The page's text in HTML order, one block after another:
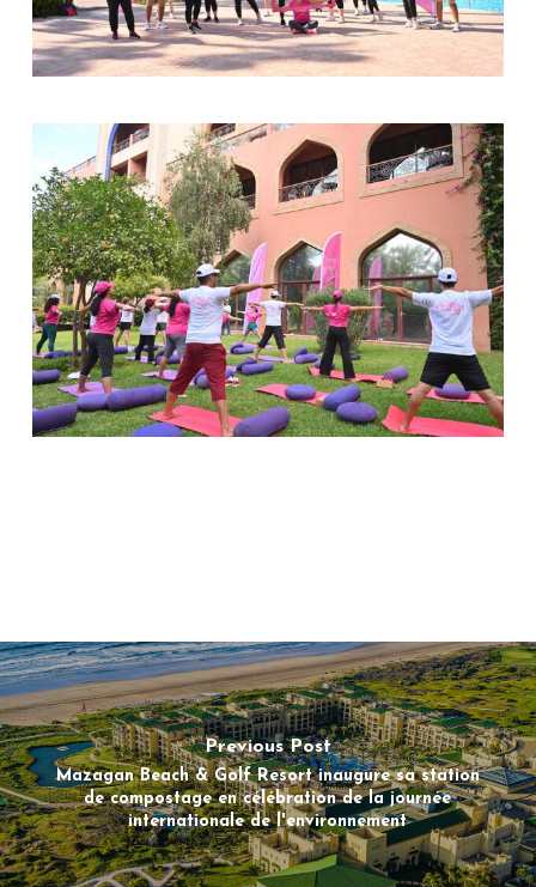
Previous Post
Mazagan Beach & Golf Resort inaugure sa station
de compostage en célébration de la journée
internationale de l'environnement